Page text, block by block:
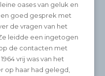
oases van geluk en
goed gesprek met
de vragen van het
leidde een ingetogen
de contacten met
vrij was van het
op haar had gelegd,